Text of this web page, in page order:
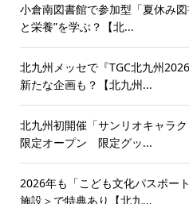
小倉南図書館で参加型「夏休み
と栄養”を学ぶ？【北...
北九州メッセで『TGC北九州
新たな企画も？【北九州...
北九州初開催「サンリオキャラ
限定オープン 限定グッ...
2026年も「こども文化パスポー
施設＞で特典あり【北九...